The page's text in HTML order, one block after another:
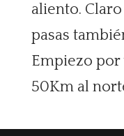
aliento.
pasas
Empiezo por
50Km al